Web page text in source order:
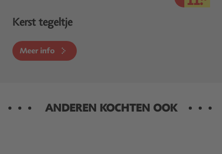
Kerst tegeltje
Meer info
ANDEREN KOCHTEN OOK